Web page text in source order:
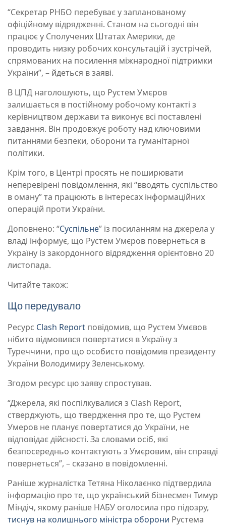
“Секретар РНБО перебуває у запланованому
офіційному відрядженні. Станом на сьогодні він
працює у Сполучених Штатах Америки, де
проводить низку робочих консультацій і зустрічей,
спрямованих на посилення міжнародної підтримки
України”, – йдеться в заяві.
В ЦПД наголошують, що Рустем Умєров
залишається в постійному робочому контакті з
керівництвом держави та виконує всі поставлені
завдання. Він продовжує роботу над ключовими
питаннями безпеки, оборони та гуманітарної
політики.
Крім того, в Центрі просять не поширювати
неперевірені повідомлення, які “вводять суспільство
в оману” та працюють в інтересах інформаційних
операцій проти України.
Доповнено: “Суспільне” із посиланням на джерела у
владі інформує, що Рустем Умєров повернеться в
Україну із закордонного відрядження орієнтовно 20
листопада.
Читайте також:
Що передувало
Ресурс Clash Report повідомив, що Рустем Умєвов
нібито відмовився повертатися в Україну з
Туреччини, про що особисто повідомив президенту
України Володимиру Зеленському.
Згодом ресурс цю заяву спростував.
“Джерела, які поспілкувалися з Clash Report,
стверджують, що твердження про те, що Рустем
Умеров не планує повертатися до України, не
відповідає дійсності. За словами осіб, які
безпосередньо контактують з Умєровим, він справді
повернеться”, – сказано в повідомленні.
Раніше журналістка Тетяна Ніколаєнко підтвердила
інформацію про те, що український бізнесмен Тимур
Міндіч, якому раніше НАБУ оголосила про підозру,
тиснув на колишнього міністра оборони Рустема